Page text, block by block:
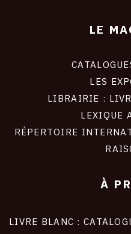
LE
LES
LIBRAIRIE :
LEXIQUE
RÉPERTOIRE
À
LIVRE BLANC :